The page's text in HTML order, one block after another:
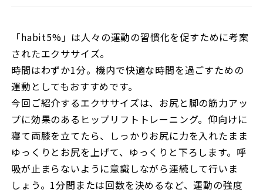
「habit5%」は人々の運動の習慣化を促すために考案
されたエクササイズ。
時間はわずか1分。機内で快適な時間を過ごすための
運動としてもおすすめです。
今回ご紹介するエクササイズは、お尻と脚の筋力アッ
プに効果のあるヒップリフトトレーニング。仰向けに
寝て両膝を立てたら、しっかりお尻に力を入れたまま
ゆっくりとお尻を上げて、ゆっくりと下ろします。呼
吸が止まらないように意識しながら連続して行いま
しょう。1分間または回数を決めるなど、運動の強度